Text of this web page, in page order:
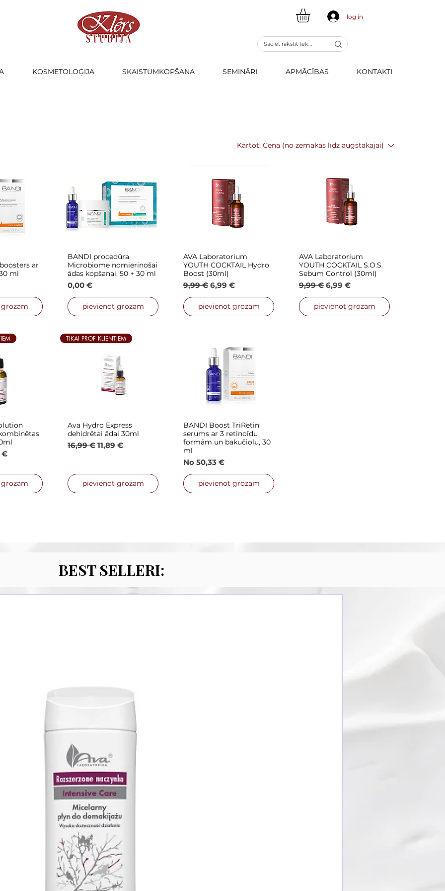
log in
KOSMETOLOĢIJA SKAISTUMKOPŠANA SEMINĀRI APMĀCĪBAS KONTAKTI
Kārtot: Cena (no zemākās līdz augstākajai)
ar
ml
Ātrais skats
BANDI procedūra
Microbiome nomierinošai
ādas kopšanai, 50 + 30 ml
Cena
0,00 €
pievienot grozam
Ātrais skats
AVA Laboratorium
YOUTH COCKTAIL Hydro
Boost (30ml)
Parastā cena
9,99 € Izpārdošanas cena
6,99 €
pievienot grozam
Ātrais skats
AVA Laboratorium
YOUTH COCKTAIL S.O.S.
Sebum Control (30ml)
Parastā cena
9,99 € Izpārdošanas cena
6,99 €
pievienot grozam
cena
€
Ātrais skats
TIKAI PROF KLIENTIEM
Ava Hydro Express
dehidrētai ādai 30ml
Parastā cena
16,99 € Izpārdošanas cena
11,89 €
pievienot grozam
Ātrais skats
BANDI Boost TriRetin
serums ar 3 retinoīdu
formām un bakučiolu, 30
ml
No 50,33 €
Izpārdošanas cena
pievienot grozam
BEST SELLERI: